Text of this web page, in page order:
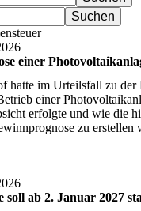
einer
hatte im Urteilsfall zu der
einer
erfolgte und wie die
zu erstellen
soll ab 2. Januar 2027